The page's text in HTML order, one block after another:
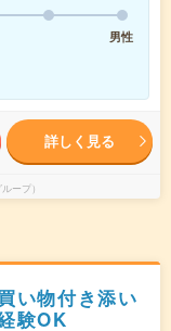
男性
詳しく見る
ープ）
い物付き添い
験OK